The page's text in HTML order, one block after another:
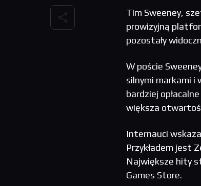
Tim Sweeney,
prowizyjną
pozostały
W poście
silnymi markami i
bardziej
większa
Internauci
Przykładem jest
Największe hity
Games Store.